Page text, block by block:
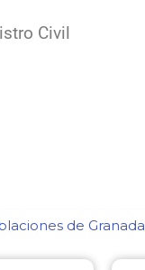
Civil
de Granada​